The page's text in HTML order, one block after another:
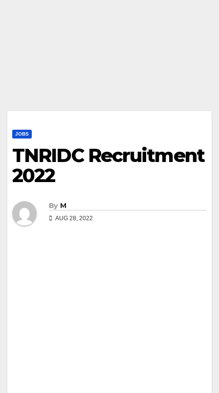
JOBS
TNRIDC Recruitment
2022
By M
AUG 28, 2022